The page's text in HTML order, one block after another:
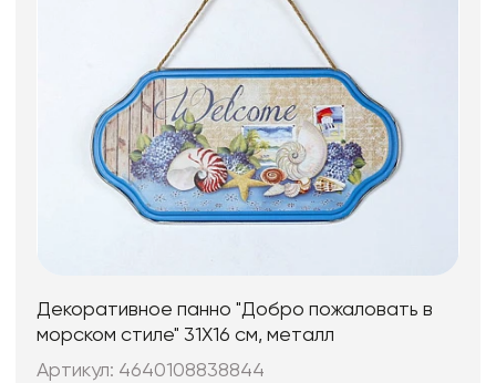
Декоративное панно "Добро пожаловать в
морском стиле" 31X16 см, металл
Артикул: 4640108838844